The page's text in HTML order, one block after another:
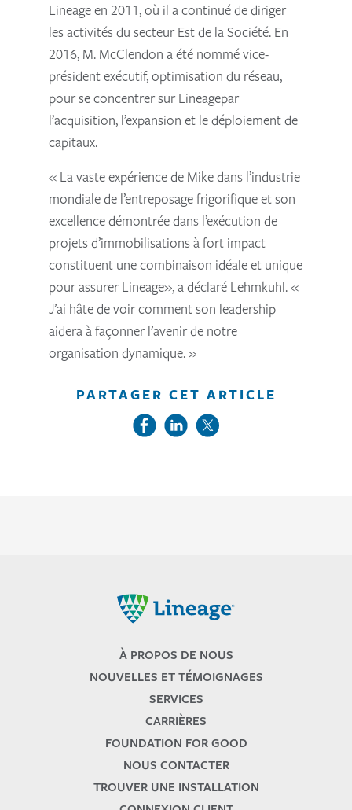
Lineage en 2011, où il a continué de diriger
les activités du secteur Est de la Société. En
2016, M. McClendon a été nommé vice-
président exécutif, optimisation du réseau,
pour se concentrer sur Lineagepar
l’acquisition, l’expansion et le déploiement de
capitaux.
« La vaste expérience de Mike dans l’industrie
mondiale de l’entreposage frigorifique et son
excellence démontrée dans l’exécution de
projets d’immobilisations à fort impact
constituent une combinaison idéale et unique
pour assurer Lineage», a déclaré Lehmkuhl. «
J’ai hâte de voir comment son leadership
aidera à façonner l’avenir de notre
organisation dynamique. »
PARTAGER CET ARTICLE
À PROPOS DE NOUS
NOUVELLES ET TÉMOIGNAGES
SERVICES
CARRIÈRES
FOUNDATION FOR GOOD
NOUS CONTACTER
TROUVER UNE INSTALLATION